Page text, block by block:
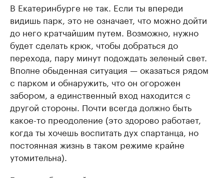
В Екатеринбурге не так. Если ты впереди
видишь парк, это не означает, что можно дойти
до него кратчайшим путем. Возможно, нужно
будет сделать крюк, чтобы добраться до
перехода, пару минут подождать зеленый свет.
Вполне обыденная ситуация — оказаться рядом
с парком и обнаружить, что он огорожен
забором, а единственный вход находится с
другой стороны. Почти всегда должно быть
какое-то преодоление (это здорово работает,
когда ты хочешь воспитать дух спартанца, но
постоянная жизнь в таком режиме крайне
утомительна).